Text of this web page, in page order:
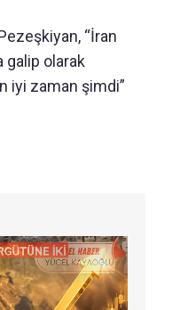
“İran
galip olarak
iyi zaman şimdi”